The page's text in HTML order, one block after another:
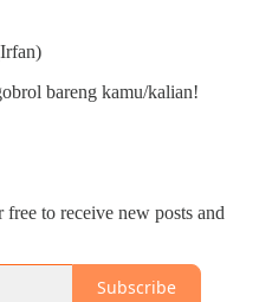
bareng kamu/kalian!
to receive new posts and
Subscribe